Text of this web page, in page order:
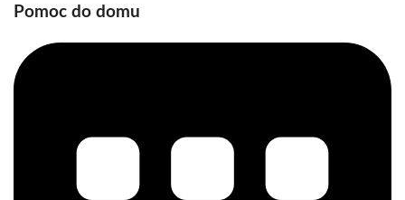
Pomoc do domu